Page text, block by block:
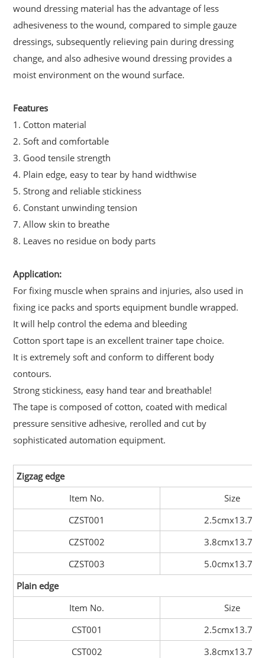
wound dressing material has the advantage of less
adhesiveness to the wound, compared to simple gauze
dressings, subsequently relieving pain during dressing
change, and also adhesive wound dressing provides a
moist environment on the wound surface.
Features
1. Cotton material
2. Soft and comfortable
3. Good tensile strength
4. Plain edge, easy to tear by hand widthwise
5. Strong and reliable stickiness
6. Constant unwinding tension
7. Allow skin to breathe
8. Leaves no residue on body parts
Application:
For fixing muscle when sprains and injuries, also used in
fixing ice packs and sports equipment bundle wrapped.
It will help control the edema and bleeding
Cotton sport tape is an excellent trainer tape choice.
It is extremely soft and conform to different body
contours.
Strong stickiness, easy hand tear and breathable!
The tape is composed of cotton, coated with medical
pressure sensitive adhesive, rerolled and cut by
sophisticated automation equipment.
Zigzag edge
Item No.
Size
CZST001
2.5cmx13.7m
CZST002
3.8cmx13.7m
CZST003
5.0cmx13.7m
Plain edge
Item No.
Size
CST001
2.5cmx13.7m
CST002
3.8cmx13.7m